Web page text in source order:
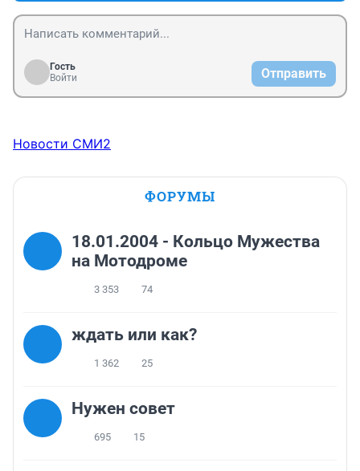
Гость
Войти
Отправить
Новости СМИ2
ФОРУМЫ
18.01.2004 - Кольцо Мужества
на Мотодроме
3 353 74
ждать или как?
1 362 25
Нужен совет
695 15